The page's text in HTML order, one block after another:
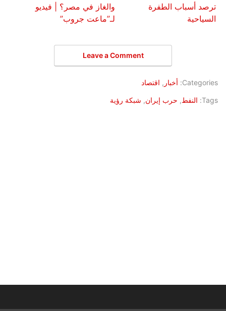
ترصد أسباب الطفرة
السياحية
والغاز في مصر؟ | فيديو
لـ”ماعت جروب”
Leave a Comment
Categories: أخبار , اقتصاد
Tags: النفط, حرب إيران, شبكة رؤية